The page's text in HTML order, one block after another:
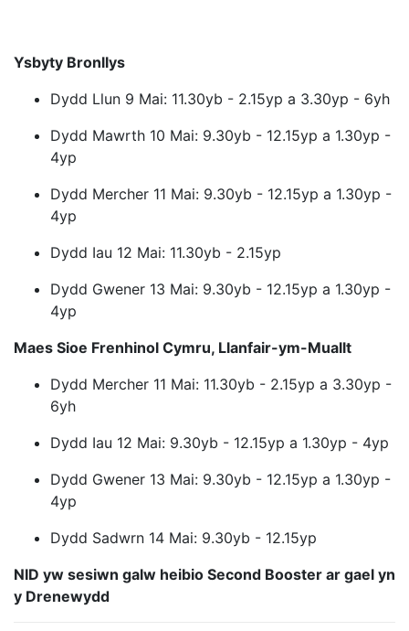
Ysbyty Bronllys
Dydd Llun 9 Mai: 11.30yb - 2.15yp a 3.30yp - 6yh
Dydd Mawrth 10 Mai: 9.30yb - 12.15yp a 1.30yp -
4yp
Dydd Mercher 11 Mai: 9.30yb - 12.15yp a 1.30yp -
4yp
Dydd Iau 12 Mai: 11.30yb - 2.15yp
Dydd Gwener 13 Mai: 9.30yb - 12.15yp a 1.30yp -
4yp
Maes Sioe Frenhinol Cymru, Llanfair-ym-Muallt
Dydd Mercher 11 Mai: 11.30yb - 2.15yp a 3.30yp -
6yh
Dydd Iau 12 Mai: 9.30yb - 12.15yp a 1.30yp - 4yp
Dydd Gwener 13 Mai: 9.30yb - 12.15yp a 1.30yp -
4yp
Dydd Sadwrn 14 Mai: 9.30yb - 12.15yp
NID yw sesiwn galw heibio Second Booster ar gael yn
y Drenewydd